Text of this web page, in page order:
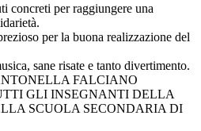
concreti per raggiungere una
per la buona realizzazione del
sane risate e tanto divertimento.
FALCIANO
GLI INSEGNANTI DELLA
SCUOLA SECONDARIA DI